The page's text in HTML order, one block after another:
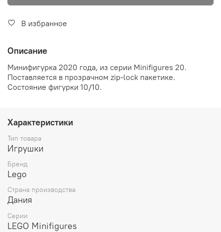
В избранное
Описание
Минифигурка 2020 года, из серии Minifigures 20.
Поставляется в прозрачном zip-lock пакетике.
Состояние фигурки 10/10.
Характеристики
Тип товара
Игрушки
Бренд
Lego
Страна производства
Дания
Серии
LEGO Minifigures